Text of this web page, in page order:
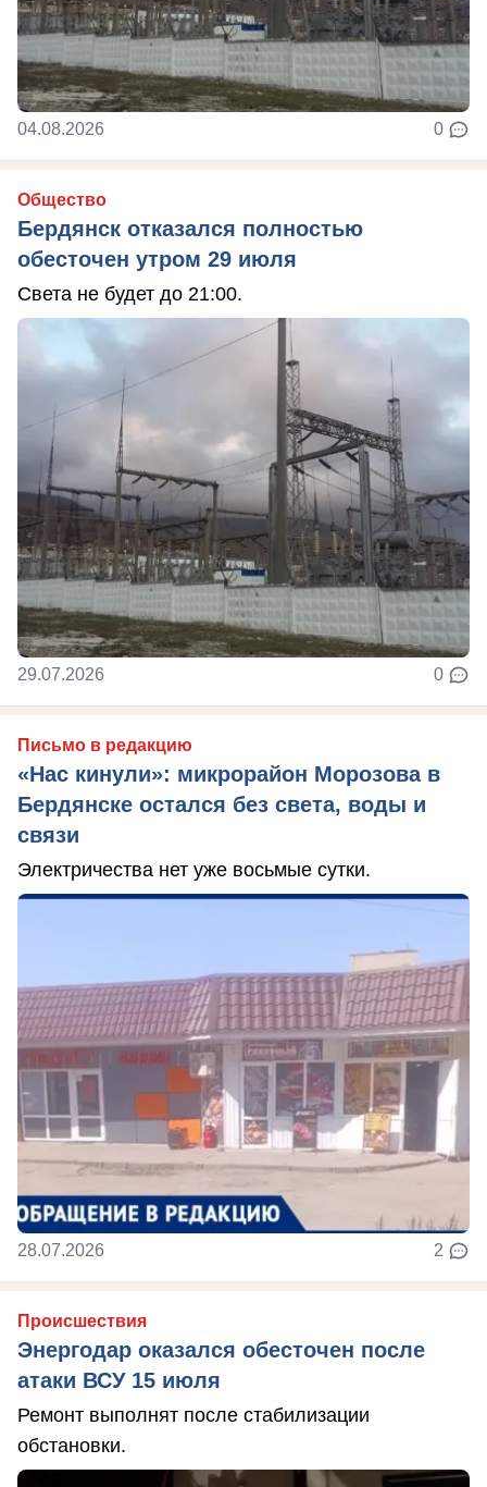
04.08.2026 0
Общество
Бердянск отказался полностью
обесточен утром 29 июля
Света не будет до 21:00.
29.07.2026 0
Письмо в редакцию
«Нас кинули»: микрорайон Морозова в
Бердянске остался без света, воды и
связи
Электричества нет уже восьмые сутки.
28.07.2026 2
Происшествия
Энергодар оказался обесточен после
атаки ВСУ 15 июля
Ремонт выполнят после стабилизации
обстановки.